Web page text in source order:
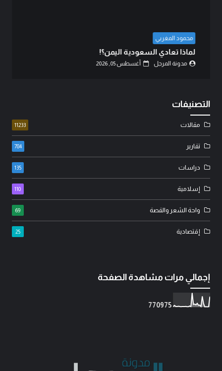
محمود المغربي
لماذا تعادي السعودية اليمن؟!
مدونة المرجل أغسطس 05, 2026
التصنيفات
مقالات 11233
تقارير 784
دراسات 135
إسلامية 110
واحة الشعر والقصة 69
إقتصادية 25
إجمالي مرات مشاهدة الصفحة
770975